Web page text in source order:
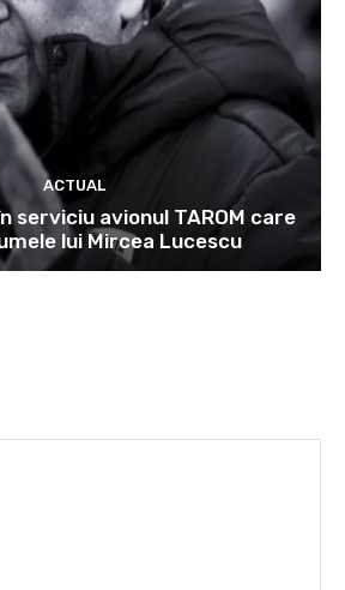
ACTUAL
serviciu avionul TAROM care
lui Mircea Lucescu